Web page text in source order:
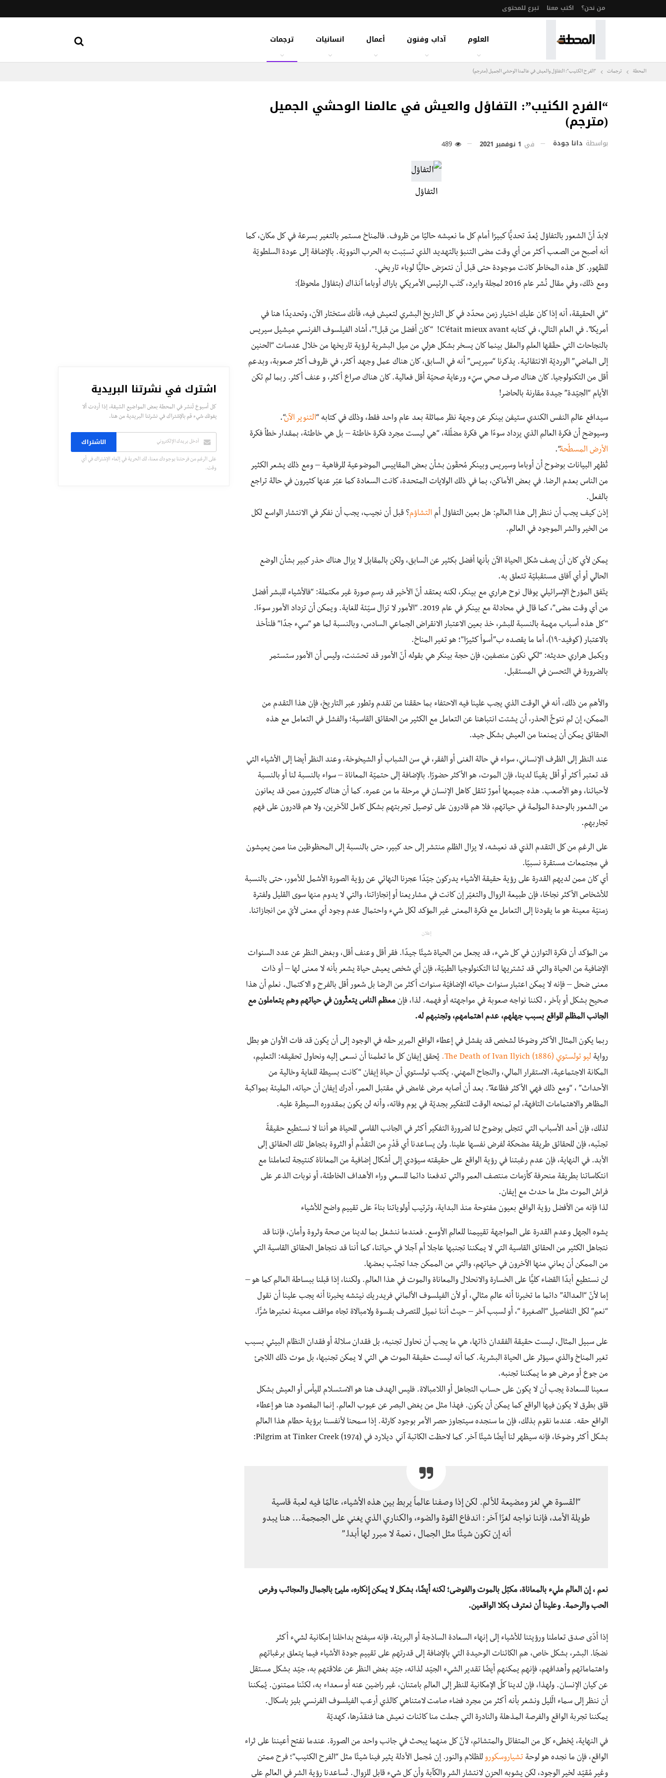
من نحن؟ اكتب معنا تبرع للمحتوى
العلوم آداب وفنون أعمال انسانيات ترجمات
المحطة ترجمات “الفرح الكئيب”: التفاؤل والعيش في عالمنا الوحشي الجميل (مترجم)
“الفرح الكئيب”: التفاؤل والعيش في عالمنا الوحشي الجميل
(مترجم)
بواسطة دانا جودة في 1 نوفمبر 2021
التفاؤل
لابدّ أنّ الشعور بالتفاؤل يُعدّ تحديًّا كبيرًا أمام كل ما نعيشه حاليًا من ظروف. فالمناخ مستمر بالتغير بسرعة في كل مكان، كما
أنه أصبح من الصعب أكثر من أي وقت مضى التنبؤ بالتهديد الذي تسبّبت به الحرب النوويّة. بالإضافة إلى عودة السلطويّة
للظهور. كل هذه المخاطر كانت موجودة حتى قبل أن نتعرّض حاليًّا لوباء تاريخي.
ومع ذلك، وفي مقال نُشر عام 2016 لمجلة وايرد، كَتَب الرئيس الأمريكي باراك أوباما آنذاك (بتفاؤل ملحوظ):
“في الحقيقة، أنه إذا كان عليك اختيار زمن محدّد في كل التاريخ البشري لتعيش فيه، فأنك ستختار الآن، وتحديدًا هنا في
أمريكا”. في العام التالي، في كتابه C’était mieux avant! “كان أفضل من قبل!”، أشاد الفيلسوف الفرنسي ميشيل سيريس
بالنجاحات التي حقّقها العلم والعقل بينما كان يسخر بشكل هزلي من ميل البشرية لرؤية تاريخها من خلال عدسات “الحنين
إلى الماضي” الورديّة الانتقائية. يذكرنا “سيريس” أنه في السابق، كان هناك عمل وجهد أكثر، في ظروف أكثر صعوبة، وبدعم
أقل من التكنولوجيا. كان هناك صرف صحي سيّء ورعاية صحيّة أقل فعالية. كان هناك صراع أكثر، و عنف أكثر. ربما لم تكن
الأيام “الجيّدة” جيدة مقارنة بالحاضر!
سيدافع عالم النفس الكندي ستيفن بينكر عن وجهة نظر مماثلة بعد عام واحد فقط، وذلك في كتابه “التنوير الآن“.
وسيوضح أن فكرة العالم الذي يزداد سوءًا هي فكرة مضلّلة، “هي ليست مجرد فكرة خاطئة – بل هي خاطئة، بمقدار خطأ فكرة
الأرض المسطّحة“.
تُظهر البيانات بوضوح أن أوباما وسيريس وبينكر مُحقّون بشأن بعض المقاييس الموضوعية للرفاهية – ومع ذلك يشعر الكثير
من الناس بعدم الرضا. في بعض الأماكن، بما في ذلك الولايات المتحدة، كانت السعادة كما عبّر عنها كثيرون في حالة تراجع
بالفعل.
إذن كيف يجب أن ننظر إلى هذا العالم: هل بعين التفاؤل أم التشاؤم؟ قبل أن نجيب، يجب أن نفكر في الانتشار الواسع لكل
من الخير والشر الموجود في العالم.
يمكن لأي كان أن يصف شكل الحياة الآن بأنها أفضل بكثير عن السابق، ولكن بالمقابل لا يزال هناك حذر كبير بشأن الوضع
الحالي أو أي آفاق مستقبليّة تتعلق به.
يتّفق المؤرخ الإسرائيلي يوفال نوح هراري مع بينكر، لكنه يعتقد أنّ الأخير قد رسم صورة غير مكتملة: “فالأشياء للبشر أفضل
من أي وقت مضى”، كما قال في محادثة مع بينكر في عام 2019. “الأمور لا تزال سيّئة للغاية. ويمكن أن تزداد الأمور سوءًا.
“كل هذه أسباب مهمة بالنسبة للبشر، خذ بعين الاعتبار الانقراض الجماعي السادس، وبالنسبة لما هو “سيء جدًا” فلنأخذ
بالاعتبار (كوفيد-١٩)، أما ما يقصده ب”أسوأ كثيرًا”؛ هو تغير المناخ.
ويكمل هراري حديثه: “لكي نكون منصفين، فإن حجة بينكر هي بقوله أنّ الأمور قد تحسّنت، وليس أن الأمور ستستمر
بالضرورة في التحسن في المستقبل.
والأهم من ذلك، أنه في الوقت الذي يجب علينا فيه الاحتفاء بما حققنا من تقدم وتطور عبر التاريخ، فإن هذا التقدم من
الممكن، إن لم نتوخّ الحذر، أن يشتت انتباهنا عن التعامل مع الكثير من الحقائق القاسية؛ والفشل في التعامل مع هذه
الحقائق يمكن أن يمنعنا من العيش بشكل جيد.
عند النظر إلى الظرف الإنساني، سواء في حالة الغنى أو الفقر، في سن الشباب أو الشيخوخة، وعند النظر أيضا إلى الأشياء التي
قد تعتبر أكثر أو أقل يقينًا لدينا، فإن الموت، هو الأكثر حضورًا. بالإضافة إلى حتميّة المعاناة – سواء بالنسبة لنا أو بالنسبة
لأحبائنا، وهو الأصعب. هذه جميعها أمورٌ تثقل كاهل الإنسان في مرحلة ما من عمره. كما أن هناك كثيرون ممن قد يعانون
من الشعور بالوحدة المؤلمة في حياتهم، فلا هم قادرون على توصيل تجربتهم بشكل كامل للآخرين، ولا هم قادرون على فهم
تجاربهم.
على الرغم من كل التقدم الذي قد نعيشه، لا يزال الظلم منتشر إلى حد كبير، حتى بالنسبة إلى المحظوظين منا ممن يعيشون
في مجتمعات مستقرة نسبيًا.
أي كان ممن لديهم القدرة على رؤية حقيقة الأشياء يدركون جيّدًا عجزنا النهائي عن رؤية الصورة الأشمل للأمور، حتى بالنسبة
للأشخاص الأكثر نجاحًا، فإن طبيعة الزوال والتغيّر إن كانت في مشاريعنا أو إنجازاتنا، والتي لا يدوم منها سوى القليل ولفترة
زمنيّة معينة هو ما يقودنا إلى التعامل مع فكرة المعنى غير المؤكد لكل شيء واحتمال عدم وجود أي معنى لأيّ من انجازاتنا.
إعلان
من المؤكد أن فكرة التوازن في كل شيء، قد يجعل من الحياة شيئًا جيدًا. فقر أقل وعنف أقل، وبغض النظر عن عدد السنوات
الإضافية من الحياة والتي قد تشتريها لنا التكنولوجيا الطبيّة، فإن أي شخص يعيش حياة يشعر بأنه لا معنى لها – أو ذات
معنى ضحل – فإنه لا يمكن اعتبار سنوات حياته الإضافيّة سنوات أكثر من الرضا بل شعور أقل بالفرح و الاكتمال. نعلم أن هذا
صحيح بشكل أو بآخر ، لكننا نواجه صعوبة في مواجهته أو فهمه. لذا، فإن معظم الناس يتعثّرون في حياتهم وهم يتعاملون مع
الجانب المظلم للواقع بسبب جهلهم، عدم اهتمامهم، وتجنبهم له.
ربما يكون المثال الأكثر وضوحًا لشخص قد يفشل في إعطاء الواقع المرير حقّه في الوجود إلى أن يكون قد فات الأوان هو بطل
رواية ليو تولستوي
يُحقق إيفان كل ما تعلمنا أن نسعى إليه ونحاول تحقيقه: التعليم،
المكانة الاجتماعية، الاستقرار المالي، والنجاح المهني. يكتب تولستوي أن حياة إيفان “كانت بسيطة للغاية وخالية من
الأحداث” ، “ومع ذلك فهي الأكثر فظاعة”. بعد أن أصابه مرض غامض في مقتبل العمر، أدرك إيفان أن حياته، المليئة بمواكبة
المظاهر والاهتمامات التافهة، لم تمنحه الوقت للتفكير بجديّة في يوم وفاته، وأنه لن يكون بمقدوره السيطرة عليه.
لذلك، فإن أحد الأسباب التي تتجلى بوضوح لنا لضرورة التفكير أكثر في الجانب القاسي للحياة هو أننا لا نستطيع حقيقةً
تجنّبه، فإن للحقائق طريقة مضحكة لفرض نفسها علينا. ولن يساعدنا أي قَدْرٍ من التقدُّم أو الثروة بتجاهل تلك الحقائق إلى
الأبد. في النهاية، فإن عدم رغبتنا في رؤية الواقع على حقيقته سيؤدي إلى أشكال إضافية من المعاناة كنتيجة لتعاملنا مع
انتكاساتنا بطريقة منحرفة كأزمات منتصف العمر والتي تدفعنا دائما للسعي وراء الأهداف الخاطئة، أو نوبات الذعر على
فراش الموت مثل ما حدث مع إيفان.
لذا فإنه من الأفضل رؤية الواقع بعيون مفتوحة منذ البداية، وترتيب أولوياتنا بناءً على تقييم واضح للأشياء
يشوه الجهل وعدم القدرة على المواجهة تقييمنا للعالم الأوسع. فعندما ننشغل بما لدينا من صحة وثروة وأمان، فإننا قد
نتجاهل الكثير من الحقائق القاسية التي لا يمكننا تجنبها عاجلا أم آجلا في حياتنا، كما أننا قد نتجاهل الحقائق القاسية التي
من الممكن أن يعاني منها الآخرون في حياتهم، والتي من الممكن جدا تجنّب بعضها.
لن نستطيع أبدًا القضاء كليًّا على الخسارة والانحلال والمعاناة والموت في هذا العالم. ولكننا، إذا قبلنا ببساطة العالم كما هو –
إما لأنّ “العدالة” دائما ما تخبرنا أنه عالم مثالي، أو لأن الفيلسوف الألماني فريدريك نيتشه يخبرنا أنه يجب علينا أن نقول
“نعم” لكل التفاصيل “الصغيرة “، أو لسبب آخر – حيث أننا نميل للتصرف بقسوة ولامبالاة تجاه مواقف معينة نعتبرها شرًّا.
على سبيل المثال، ليست حقيقة الفقدان ذاتها، هي ما يجب أن نحاول تجنبه، بل فقدان سلالة أو فقدان النظام البيئي بسبب
تغير المناخ والذي سيؤثر على الحياة البشرية. كما أنه ليست حقيقة الموت هي التي لا يمكن تجنبها، بل موت ذلك اللاجئ
من جوع أو مرض هو ما يمكننا تجنبه.
سعينا للسعادة يجب أن لا يكون على حساب التجاهل أو اللامبالاة. فليس الهدف هنا هو الاستسلام لليأس أو العيش بشكل
قلق بطرق لا يكون فيها الواقع كما يمكن أن يكون. فهذا مثل من يغض البصر عن عيوب العالم. إنما المقصود هنا هو إعطاء
الواقع حقه. عندما نقوم بذلك، فإن ما سنجده سيتجاوز حصر الأمر بوجود كارثة. إذا سمحنا لأنفسنا برؤية حطام هذا العالم
بشكل أكثر وضوحًا، فإنه سيظهر لنا أيضًا شيئًا آخر. كما لاحظت الكاتبة آني ديلارد في Pilgrim at Tinker Creek (1974):
“القسوة هي لغز ومضيعة للألم. لكن إذا وصفنا عالماً يربط بين هذه الأشياء، عالمًا فيه لعبة قاسية
طويلة الأمد، فإننا نواجه لغزًا آخر: اندفاع القوة والضوء، والكناري الذي يغني على الجمجمة… هنا يبدو
أنه إن تكون شيئًا مثل الجمال ، نعمة لا مبرر لها أبدا.”
نعم ، إن العالم مليء بالمعاناة، مكبّل بالموت والفوضى؛ لكنه أيضًا، بشكل لا يمكن إنكاره، مليئ بالجمال والعجائب وفرص
الحب والرحمة. وعلينا أن نعترف بكلا الواقعين.
إذا أدّى صدق تعاملنا ورؤيتنا للأشياء إلى إنهاء السعادة الساذجة أو البريئة، فإنه سيفتح بداخلنا إمكانية لشيء أكثر
نضجًا. البشر، بشكل خاص، هم الكائنات الوحيدة التي بالإضافة إلى قدرتهم على تقييم جودة الأشياء فيما يتعلق برغباتهم
واهتماماتهم وأهدافهم، فإنهم يمكنهم أيضًا تقدير الشيء الجيّد لذاته، جيّد بغض النظر عن علاقتهم به، جيّد بشكل مستقل
عن كيان الإنسان. ولهذا، فإن لدينا كلّ الإمكانية للنظر إلى العالم بامتنان، غير راضين عنه أو سعداء به، لكنّنا ممتنون. يُمكننا
أن ننظر إلى سماء الّليل ونشعر بأنه أكثر من مجرد فضاء صامت لامتناهي كالذي أرعب الفيلسوف الفرنسي بليز باسكال.
يمكننا تجربة الواقع والفرصة المذهلة والنادرة التي جعلت منا كائنات نعيش هنا فنقدّرها، كهديّة
في النهاية، يُخطىء كل من المتفائل والمتشائم، لأنّ كل منهما يبحث في جانب واحد من الصورة. عندما نفتح أعيننا على ثراء
الواقع، فإن ما نجده هو لوحة تشياروسكورو للظلام والنور. إن مُجمل الأدلة يثير فينا شيئًا مثل “الفرح الكئيب”؛ فرح ممتن
وغير مُقيّد لخير الوجود، لكن يشوبه الحزن لانتشار الشر والكآبة وأن كل شيء قابل للزوال. تُساعدنا رؤية الشر في العالم على
اشترك في نشرتنا البريدية
كل أسبوع تُنشر في المحطة بعض المواضيع الشيقة، إذا أردت ألا
يفوتك شيء قم بالإشتراك في نشرتنا البريدية من هنا.
الاشتراك
على الرغم من فرحتنا بوجودك معنا، لك الحرية في إلغاء الإشتراك في أي
وقت.